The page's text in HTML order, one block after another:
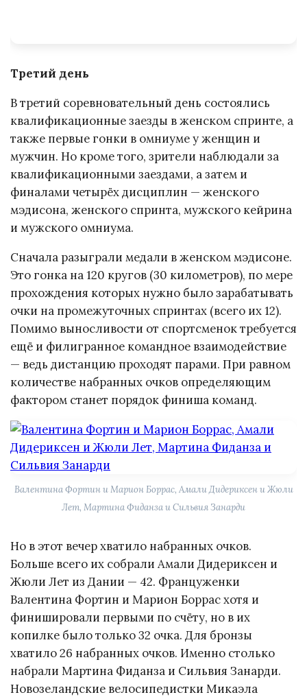
Третий день
В третий соревновательный день состоялись
квалификационные заезды в женском спринте, а
также первые гонки в омниуме у женщин и
мужчин. Но кроме того, зрители наблюдали за
квалификационными заездами, а затем и
финалами четырёх дисциплин — женского
мэдисона, женского спринта, мужского кейрина
и мужского омниума.
Сначала разыграли медали в женском мэдисоне.
Это гонка на 120 кругов (30 километров), по мере
прохождения которых нужно было зарабатывать
очки на промежуточных спринтах (всего их 12).
Помимо выносливости от спортсменок требуется
ещё и филигранное командное взаимодействие
— ведь дистанцию проходят парами. При равном
количестве набранных очков определяющим
фактором станет порядок финиша команд.
Валентина Фортин и Марион Боррас, Амали Дидериксен и Жюли
Лет, Мартина Фиданза и Сильвия Занарди
Но в этот вечер хватило набранных очков.
Больше всего их собрали Амали Дидериксен и
Жюли Лет из Дании — 42. Француженки
Валентина Фортин и Марион Боррас хотя и
финишировали первыми по счёту, но в их
копилке было только 32 очка. Для бронзы
хватило 26 набранных очков. Именно столько
набрали Мартина Фиданза и Сильвия Занарди.
Новозеландские велосипедистки Микаэла